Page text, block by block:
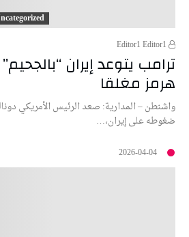
ترامب يتوعد إيران
هرمز مغلقا
واشنطن – المدارية: صعد الرئيس الأمريكي
ضغوطه على إيران،…
2026-04-04